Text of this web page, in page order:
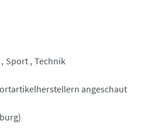
Sport Technik
angeschaut